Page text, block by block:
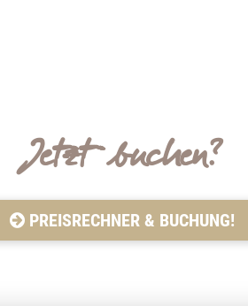
Jetzt buchen?
PREISRECHNER & BUCHUNG!